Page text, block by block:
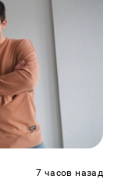
7 часов назад